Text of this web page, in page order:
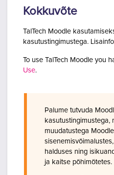
Kokkuvõte
TalTech Moodle
kasutustingimustega. Lisainfo
To use TalTech Moodle you
Use.
Palume tutvuda
kasutustingimustega,
muudatustega
halduses ning
ja kaitse põhimõtetes.